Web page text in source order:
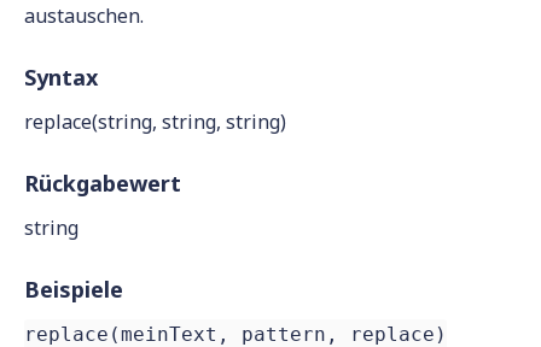
austauschen.
Syntax
replace(string, string, string)
Rückgabewert
string
Beispiele
replace(meinText, pattern, replace)